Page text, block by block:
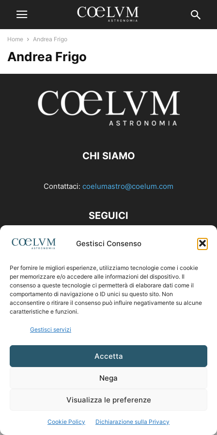
Gestisci Consenso
Per fornire le migliori esperienze, utilizziamo tecnologie come i cookie
per memorizzare e/o accedere alle informazioni del dispositivo. Il
consenso a queste tecnologie ci permetterà di elaborare dati come il
comportamento di navigazione o ID unici su questo sito. Non
acconsentire o ritirare il consenso può influire negativamente su alcune
caratteristiche e funzioni.
Gestisci servizi
Accetta
Nega
Visualizza le preferenze
Cookie Policy Dichiarazione sulla Privacy
Home Andrea Frigo
Andrea Frigo
CHI SIAMO
Contattaci: coelumastro@coelum.com
SEGUICI